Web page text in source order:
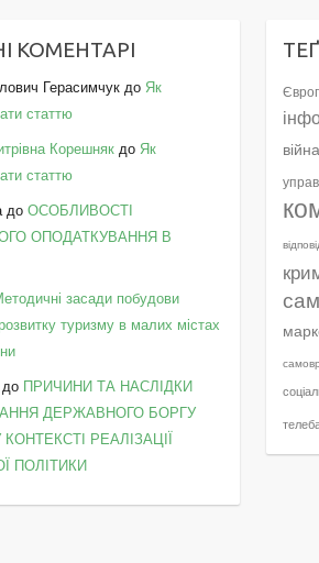
КОМЕНТАРІ
Герасимчук до Як
статтю
Корешняк до Як
статтю
доОСОБЛИВОСТІ
ОПОДАТКУВАННЯ В
засади побудови
розвитку туризму в малих містах
до ПРИЧИНИ ТА НАСЛІДКИ
ДЕРЖАВНОГО БОРГУ
КОНТЕКСТІ РЕАЛІЗАЦІЇ
ПОЛІТИКИ
війна